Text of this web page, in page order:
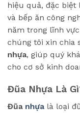
hiệu quả, đặc biệt
và bếp ăn công
năm trong lĩnh
chúng tôi xin chia
nhựa, giúp quý
cho cơ sở kinh
Đũa Nhựa Là
Đũa nhựalà loại